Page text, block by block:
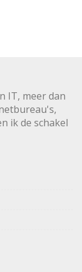
IT, meer dan
ik de schakel